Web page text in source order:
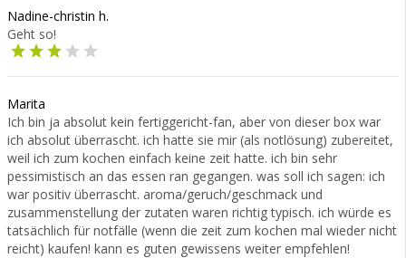
Nadine-christin h.
Geht so!
Marita
Ich bin ja absolut kein fertiggericht-fan, aber von dieser box war
ich absolut überrascht. ich hatte sie mir (als notlösung) zubereitet,
weil ich zum kochen einfach keine zeit hatte. ich bin sehr
pessimistisch an das essen ran gegangen. was soll ich sagen: ich
war positiv überrascht. aroma/geruch/geschmack und
zusammenstellung der zutaten waren richtig typisch. ich würde es
tatsächlich für notfälle (wenn die zeit zum kochen mal wieder nicht
reicht) kaufen! kann es guten gewissens weiter empfehlen!